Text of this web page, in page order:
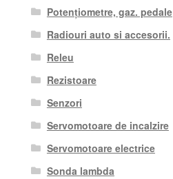
Potențiometre, gaz. pedale
Radiouri auto si accesorii.
Releu
Rezistoare
Senzori
Servomotoare de incalzire
Servomotoare electrice
Sonda lambda